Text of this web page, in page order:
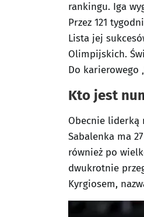
rankingu. Iga
Przez 121
Lista jej
Olimpijskich.
Do karierowego
Kto jest
Obecnie liderką
Sabalenka ma
również po
dwukrotnie
Kyrgiosem,